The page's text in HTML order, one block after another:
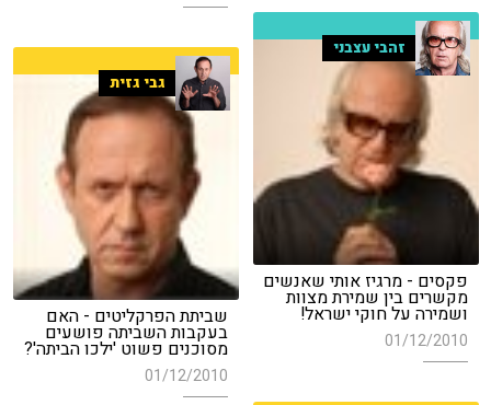
זהבי עצבני
פקסים - מרגיז אותי שאנשים
מקשרים בין שמירת מצוות
ושמירה על חוקי ישראל!
01/12/2010
גבי גזית
שביתת הפרקליטים - האם
בעקבות השביתה פושעים
מסוכנים פשוט 'ילכו הביתה'?
01/12/2010